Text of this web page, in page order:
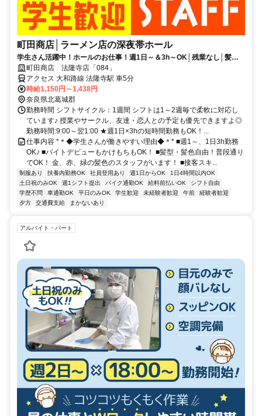
町田商店│ラーメン店の深夜帯ホール
学生さん活躍中！ホールのお仕事！週1日～＆3h～OK│残業なし│髪色
自由│絶品まかないが１円
町田商店 法隆寺店「084」
アクセス 大和路線 法隆寺駅 車5分
時給1,150円～1,438円
奈良県北葛城郡
勤務時間 シフトサイクル：1週間 シフトは1～2週毎で柔軟に対応し
ています♪ 授業やサークル、友達・恋人との予定も優先できますよ◎
勤務時間:9:00～翌1:00 ★週1日×3hの短時間勤務もOK！...
仕事内容 *＊◆学生さんが働きやすい理由◆＊* ■週1～、1日3h勤務
OK♪ ■バイトデビューもかけもちもOK！ ■髪型・髪色自由！普段通り
でOK！ 金、赤、緑の髪色のスタッフがいます！ ■接客スキ...
制服あり 扶養内勤務OK 社員登用あり 週1日からOK
1日4時間以内OK
土日祝のみOK
週1シフト提出 バイク通勤OK 給料前払いOK
シフト自由
学歴不問
車通勤OK 平日のみOK 学生歓迎 未経験者歓迎 午前
経験者歓迎
夕方
交通費支給 まかないあり
アルバイト・パート